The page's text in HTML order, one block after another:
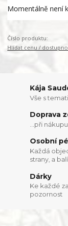
Momentálně není
Číslo produktu:
Hlídat cenu /
Kája
Vše s
Doprava
...při
Osobní
Každá
strany, a
Dárky
Ke každé
pozornost